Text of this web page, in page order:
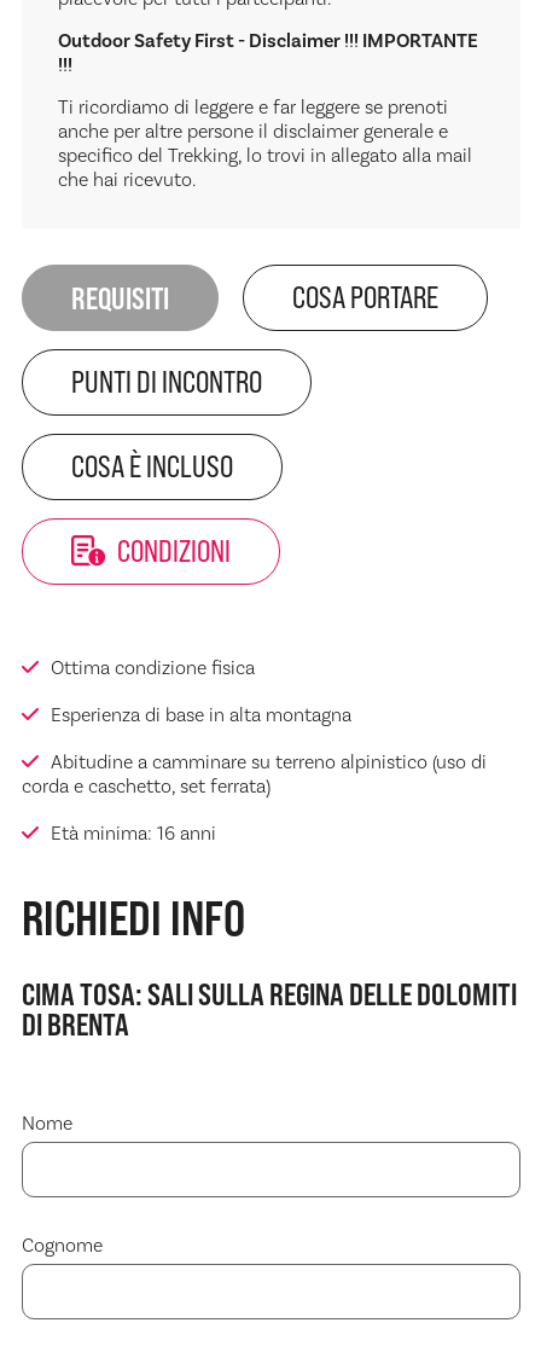
Outdoor Safety First - Disclaimer !!! IMPORTANTE
!!!
Ti ricordiamo di leggere e far leggere se prenoti
anche per altre persone il disclaimer generale e
specifico del Trekking, lo trovi in allegato alla mail
che hai ricevuto.
REQUISITI COSA PORTARE
PUNTI DI INCONTRO
COSA È INCLUSO
CONDIZIONI
Ottima condizione fisica
Esperienza di base in alta montagna
Abitudine a camminare su terreno alpinistico (uso di
corda e caschetto, set ferrata)
Età minima: 16 anni
RICHIEDI INFO
CIMA TOSA: SALI SULLA REGINA DELLE DOLOMITI
DI BRENTA
Nome
Cognome